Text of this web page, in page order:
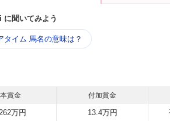
に聞いてみよう
タイム 馬名の意味は？
本賞金 付加賞金
万円 13.4万円